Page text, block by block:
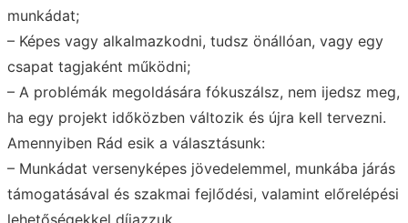
munkádat;
– Képes vagy alkalmazkodni, tudsz önállóan, vagy egy
csapat tagjaként működni;
– A problémák megoldására fókuszálsz, nem ijedsz meg,
ha egy projekt időközben változik és újra kell tervezni.
Amennyiben Rád esik a választásunk:
– Munkádat versenyképes jövedelemmel, munkába járás
támogatásával és szakmai fejlődési, valamint előrelépési
lehetőségekkel díjazzuk.